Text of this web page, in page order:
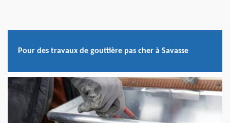
Pour des travaux de gouttière pas cher à Savasse